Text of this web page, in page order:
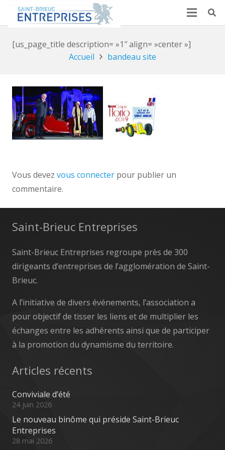
[us_page_title description= »1″ align= »center »]
Accueil
bandeau site
Vous devez vous connecter pour publier un
commentaire.
Saint-Brieuc Entreprises
Saint-Brieuc Entreprises regroupe près de 300
dirigeants d’entreprises de l’agglomération de Saint-
Brieuc.
A l’initiative de divers événements, l’association a
pour objectif de tisser les liens et de multiplier les
échanges entre les adhérents ainsi que de participer
à la promotion du dynamisme du territoire.
Articles récents
Conviviale d’été
24 juin 2026
Le nouveau binôme qui préside Saint-Brieuc
Entreprises
28 mai 2026